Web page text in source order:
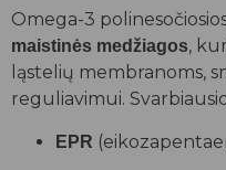
Omega-3
maistinės medžiagos,
ląstelių membranoms,
reguliavimui.
EPR